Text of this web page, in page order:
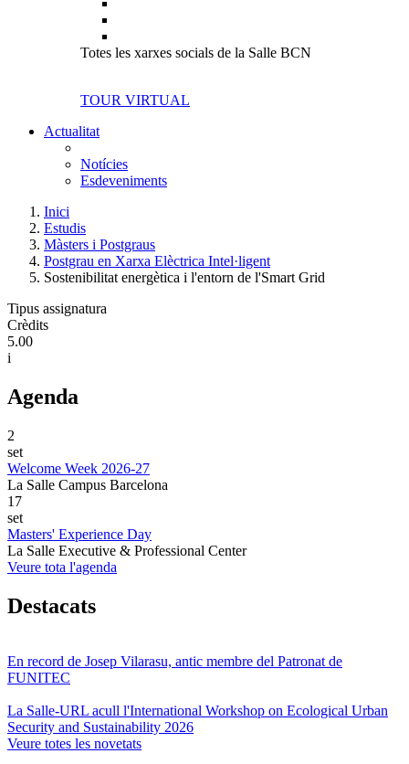
Totes les xarxes socials de la Salle BCN
TOUR VIRTUAL
Actualitat
Notícies
Esdeveniments
Inici
Estudis
Màsters i Postgraus
Postgrau en Xarxa Elèctrica Intel·ligent
Sostenibilitat energètica i l'entorn de l'Smart Grid
Tipus assignatura
Crèdits
5.00
i
Agenda
2
set
Welcome Week 2026-27
La Salle Campus Barcelona
17
set
Masters' Experience Day
La Salle Executive & Professional Center
Veure tota l'agenda
Destacats
En record de Josep Vilarasu, antic membre del Patronat de
FUNITEC
La Salle-URL acull l'International Workshop on Ecological Urban
Security and Sustainability 2026
Veure totes les novetats